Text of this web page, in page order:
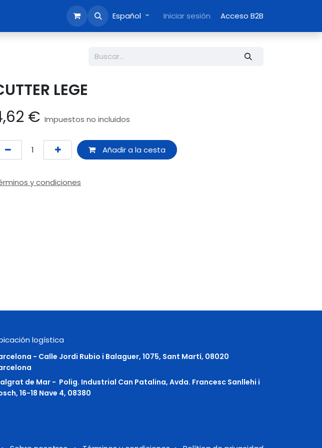
Revisión EPI365 Español Iniciar sesión Acceso B2B
LEGE
€ Impuestos no incluidos
Añadir a la cesta
y condiciones
logística
- Calle Jordi Rubio i Balaguer, 1075, Sant Martí, 08020
de Mar - Polig. Industrial Can Patalina, Avda. Francesc Sanllehi i
16-18 Nave 4, 08380